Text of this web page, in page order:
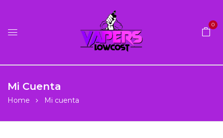
0
Mi Cuenta
Home Mi cuenta